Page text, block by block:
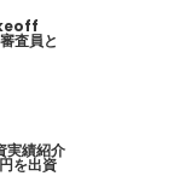
査員と
績紹介
を出資